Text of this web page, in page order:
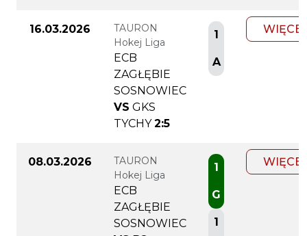
16.03.2026
TAURON
Hokej Liga
ECB
ZAGŁĘBIE
SOSNOWIEC
VS GKS
TYCHY 2:5
1
A
WIĘCEJ
08.03.2026
TAURON
Hokej Liga
ECB
ZAGŁĘBIE
SOSNOWIEC
1
G
1
WIĘCEJ